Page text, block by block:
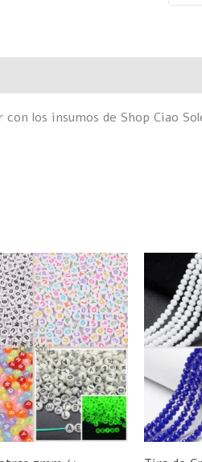
los insumos de Shop Ciao
Este
producto
tiene
múltiples
variantes.
Las
opciones
se